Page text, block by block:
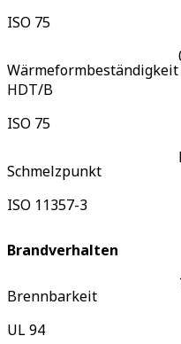
ISO 75
Wärmeformbeständigkeit
HDT/B
ISO 75
Schmelzpunkt
ISO 11357-3
Brandverhalten
Brennbarkeit
UL 94